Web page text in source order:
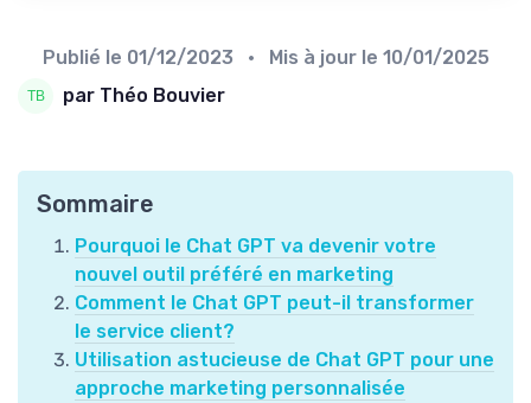
Publié le 01/12/2023 • Mis à jour le 10/01/2025
par Théo Bouvier
Sommaire
Pourquoi le Chat GPT va devenir votre
nouvel outil préféré en marketing
Comment le Chat GPT peut-il transformer
le service client?
Utilisation astucieuse de Chat GPT pour une
approche marketing personnalisée